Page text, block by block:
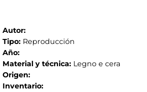
Autor:
Tipo: Reproducción
Año:
Material y técnica: Legno e cera
Origen:
Inventario: